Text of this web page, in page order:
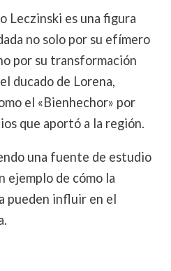
Leczinski es una figura
no solo por su efímero
por su transformación
ducado de Lorena,
el «Bienhechor» por
que aportó a la región.
una fuente de estudio
ejemplo de cómo la
pueden influir en el